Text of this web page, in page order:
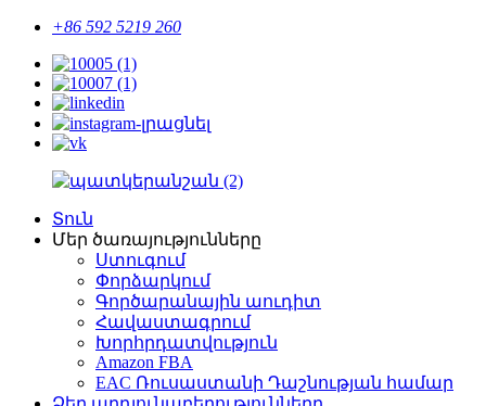
+86 592 5219 260
Տուն
Մեր ծառայությունները
Ստուգում
Փորձարկում
Գործարանային աուդիտ
Հավաստագրում
Խորհրդատվություն
Amazon FBA
EAC Ռուսաստանի Դաշնության համար